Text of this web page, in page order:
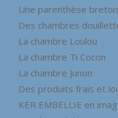
Une parenthèse
Des chambres
La chambre Loulou
La chambre Ti Cocon
La chambre Junon
Des produits frais et
KER EMBELLIE en